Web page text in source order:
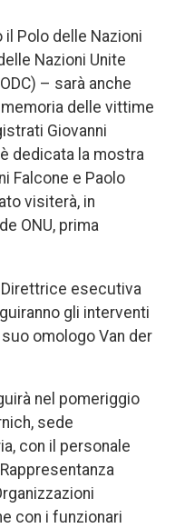
Polo delle Nazioni
Nazioni Unite
– sarà anche
delle vittime
Giovanni
dedicata la mostra
Falcone e Paolo
visiterà, in
ONU, prima
esecutiva
gli interventi
omologo Van der
nel pomeriggio
sede
con il personale
con i funzionari